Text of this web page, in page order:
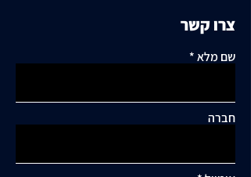
צרו קשר
שם מלא
חברה